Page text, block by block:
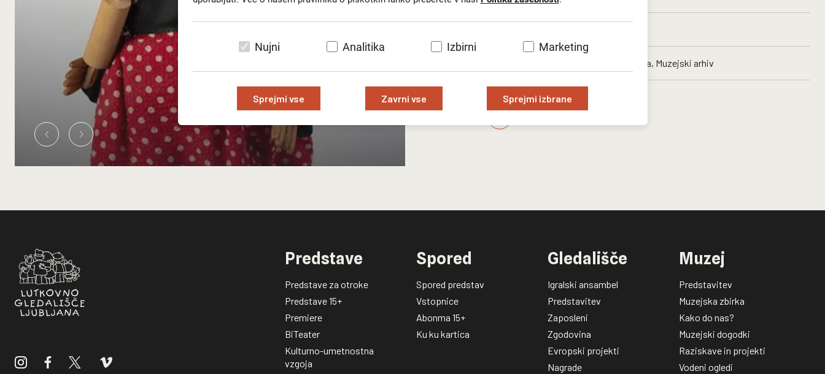
Nujni Analitika Izbirni Marketing
Sprejmi vse Zavrni vse Sprejmi izbrane
: Lutkovno gledališče Ljubljana, Muzejski arhiv
Predstave
Predstave za otroke
Predstave 15+
Premiere
BiTeater
Kulturno-umetnostna
vzgoja
Spored
Spored predstav
Vstopnice
Abonma 15+
Ku ku kartica
Gledališče
Igralski ansambel
Predstavitev
Zaposleni
Zgodovina
Evropski projekti
Nagrade
Muzej
Predstavitev
Muzejska zbirka
Kako do nas?
Muzejski dogodki
Raziskave in projekti
Vodeni ogledi